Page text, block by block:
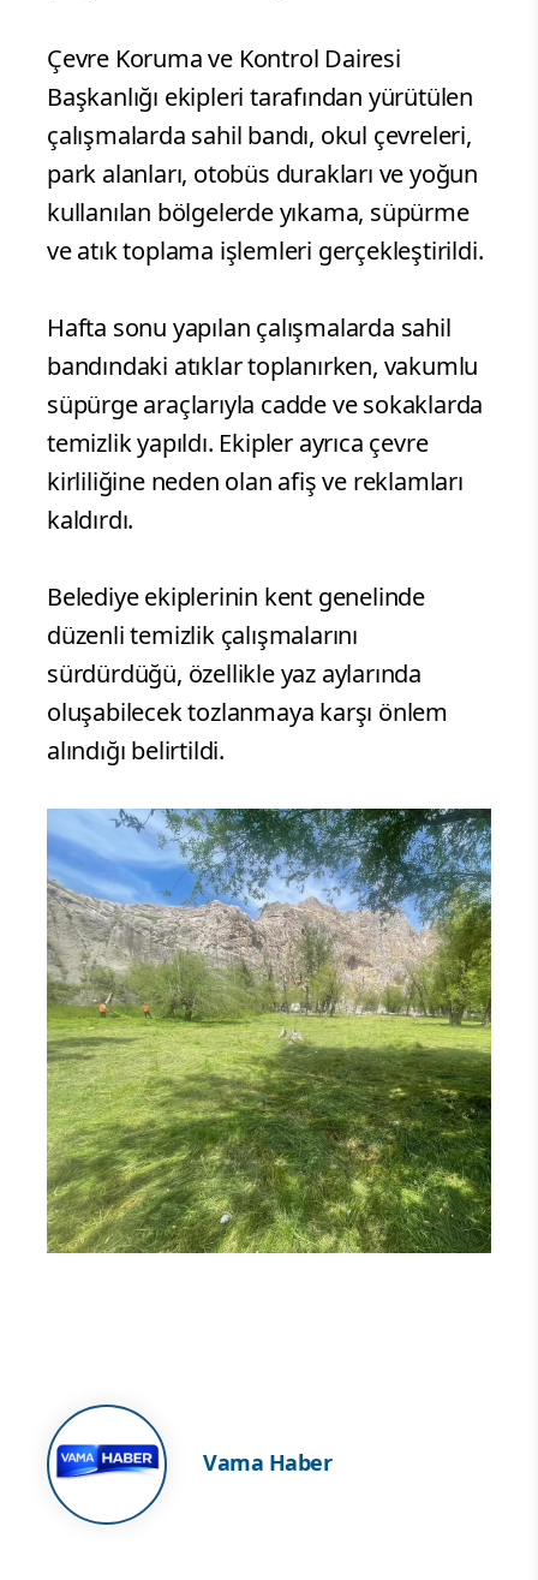
Çevre Koruma ve Kontrol Dairesi
Başkanlığı ekipleri tarafından yürütülen
çalışmalarda sahil bandı, okul çevreleri,
park alanları, otobüs durakları ve yoğun
kullanılan bölgelerde yıkama, süpürme
ve atık toplama işlemleri gerçekleştirildi.
Hafta sonu yapılan çalışmalarda sahil
bandındaki atıklar toplanırken, vakumlu
süpürge araçlarıyla cadde ve sokaklarda
temizlik yapıldı. Ekipler ayrıca çevre
kirliliğine neden olan afiş ve reklamları
kaldırdı.
Belediye ekiplerinin kent genelinde
düzenli temizlik çalışmalarını
sürdürdüğü, özellikle yaz aylarında
oluşabilecek tozlanmaya karşı önlem
alındığı belirtildi.
Vama Haber